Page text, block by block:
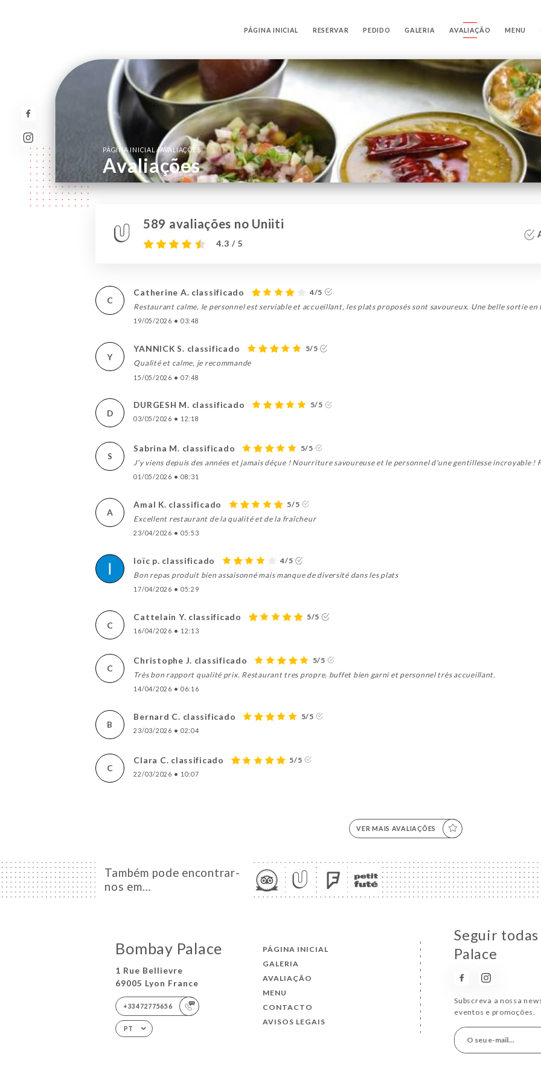
PÁGINA INICIAL RESERVAR PEDIDO GALERIA AVALIAÇÃO MENU
PÁGINA INICIAL/AVALIAÇÕES
Avaliações
589 avaliações no Uniiti
4.3 / 5
C
Catherine A. classificado
4/5
Restaurant calme, le personnel est serviable et accueillant, les plats proposés sont savoureux. Une belle sortie en
19/05/2026 • 03:48
Y
YANNICK S. classificado
5/5
Qualité et calme, je recommande
15/05/2026 • 07:48
D
DURGESH M. classificado 5/5
03/05/2026 • 12:18
S
Sabrina M. classificado
5/5
J'y viens depuis des années et jamais déçue ! Nourriture savoureuse et le personnel d'une gentillesse incroyable !
01/05/2026 • 08:31
A
Amal K. classificado
5/5
Excellent restaurant de la qualité et de la fraîcheur
23/04/2026 • 05:53
loïc p. classificado
4/5
Bon repas produit bien assaisonné mais manque de diversité dans les plats
17/04/2026 • 05:29
C
Cattelain Y. classificado 5/5
16/04/2026 • 12:13
C
Christophe J. classificado
5/5
Très bon rapport qualité prix. Restaurant tres propre, buffet bien garni et personnel très accueillant.
14/04/2026 • 06:16
B
Bernard C. classificado 5/5
23/03/2026 • 02:04
C
Clara C. classificado 5/5
22/03/2026 • 10:07
VER MAIS AVALIAÇÕES
Também pode encontrar-
nos em…
Bombay Palace
1 Rue Bellievre
69005 Lyon France
+33472775656
PT
PÁGINA INICIAL
GALERIA
AVALIAÇÃO
MENU
CONTACTO
AVISOS LEGAIS
Seguir
Palace
Subscreva a nossa
eventos e promoções.